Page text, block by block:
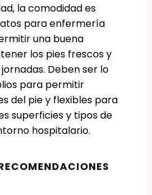
la comodidad es
para enfermería
una buena
los pies frescos y
Deben ser lo
para permitir
del pie y flexibles para
superficies y tipos de
hospitalario.